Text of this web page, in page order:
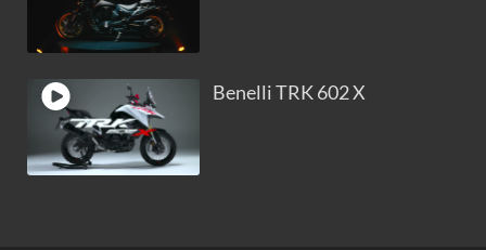
Benelli TRK 602 X